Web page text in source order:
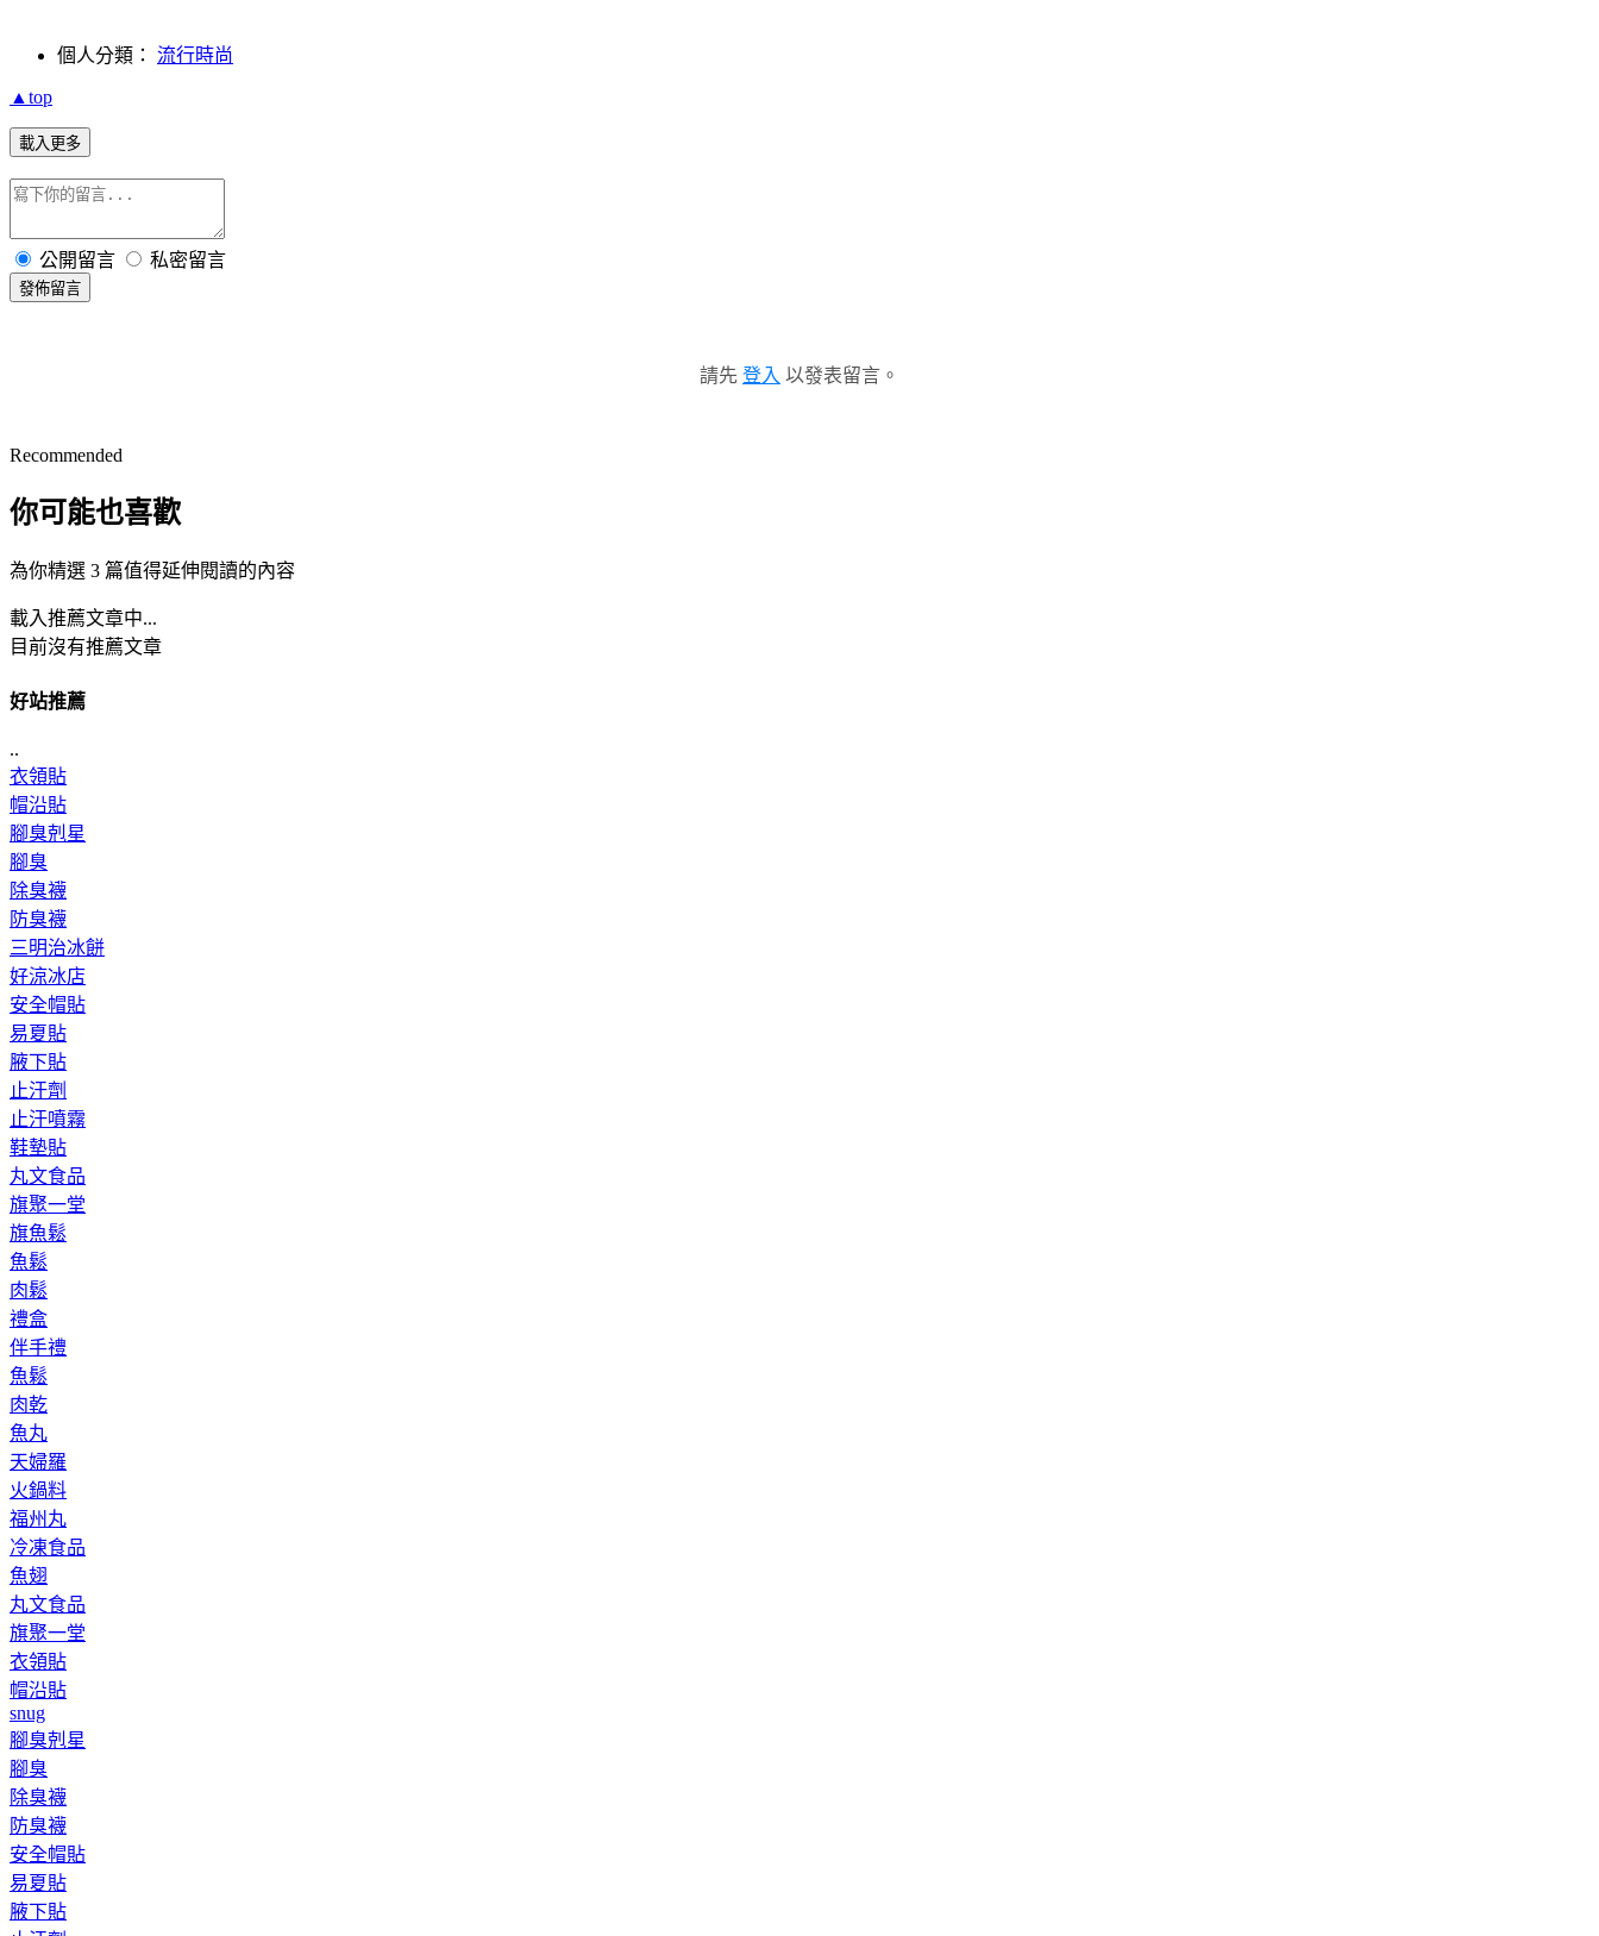
個人分類： 流行時尚
▲top
載入更多
公開留言 私密留言
發佈留言
請先 登入 以發表留言。
Recommended
你可能也喜歡
為你精選 3 篇值得延伸閱讀的內容
載入推薦文章中...
目前沒有推薦文章
好站推薦
..
衣領貼
帽沿貼
腳臭剋星
腳臭
除臭襪
防臭襪
三明治冰餅
好涼冰店
安全帽貼
易夏貼
腋下貼
止汗劑
止汗噴霧
鞋墊貼
丸文食品
旗聚一堂
旗魚鬆
魚鬆
肉鬆
禮盒
伴手禮
魚鬆
肉乾
魚丸
天婦羅
火鍋料
福州丸
冷凍食品
魚翅
丸文食品
旗聚一堂
衣領貼
帽沿貼
snug
腳臭剋星
腳臭
除臭襪
防臭襪
安全帽貼
易夏貼
腋下貼